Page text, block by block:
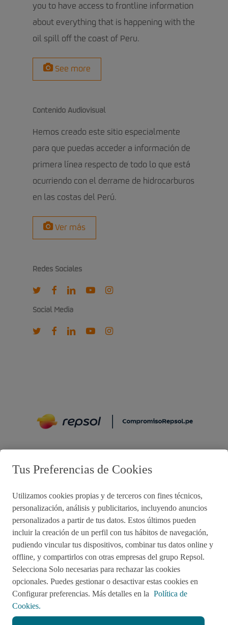
you to have access to frontline information
about everything that is happening with the
oil spill off the coast of Peru.
See more
Contenido Audiovisual
Hemos creado este sitio especialmente
para que puedas acceder a información de
primera línea respecto de todo lo que está
ocurriendo con el derrame de hidrocarburos
en las costas del Perú.
Ver más
Redes Sociales
twitterfacebooklinkedinyoutubeinstagram
Social Media
twitterfacebooklinkedinyoutubeinstagram
Preguntas frecuentes
Acciones de remediación
Impulsared Proyectos Sociales
Sala de Prensa Aviso de Privacidad
Política de cookies
Tus Preferencias de Cookies
Utilizamos cookies propias y de terceros con fines técnicos,
personalización, análisis y publicitarios, incluyendo anuncios
personalizados a partir de tus datos. Estos últimos pueden
incluir la creación de un perfil con tus hábitos de navegación,
pudiendo vincular tus dispositivos, combinar tus datos online y
offline, y compartirlos con otras empresas del grupo Repsol.
Selecciona Solo necesarias para rechazar las cookies
opcionales. Puedes gestionar o desactivar estas cookies en
Configurar preferencias. Más detalles en la Política de
Cookies.